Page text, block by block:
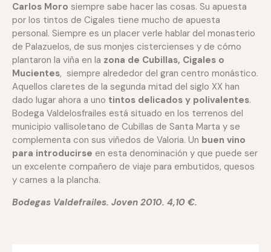
Carlos Moro siempre sabe hacer las cosas. Su apuesta
por los tintos de Cigales tiene mucho de apuesta
personal. Siempre es un placer verle hablar del monasterio
de Palazuelos, de sus monjes cistercienses y de cómo
plantaron la viña en la zona de Cubillas, Cigales o
Mucientes, siempre alrededor del gran centro monástico.
Aquellos claretes de la segunda mitad del siglo XX han
dado lugar ahora a uno tintos delicados y polivalentes.
Bodega Valdelosfrailes está situado en los terrenos del
municipio vallisoletano de Cubillas de Santa Marta y se
complementa con sus viñedos de Valoria. Un buen vino
para introducirse en esta denominación y que puede ser
un excelente compañero de viaje para embutidos, quesos
y carnes a la plancha.
Bodegas Valdefrailes. Joven 2010. 4,10 €.